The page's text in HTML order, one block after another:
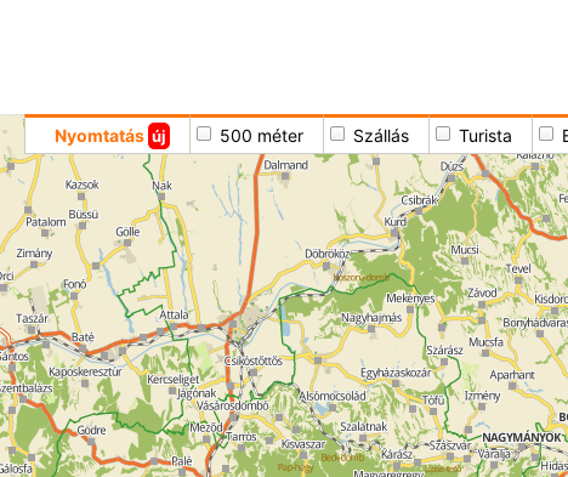
Nyomtatás új 500 méter Szállás Turista